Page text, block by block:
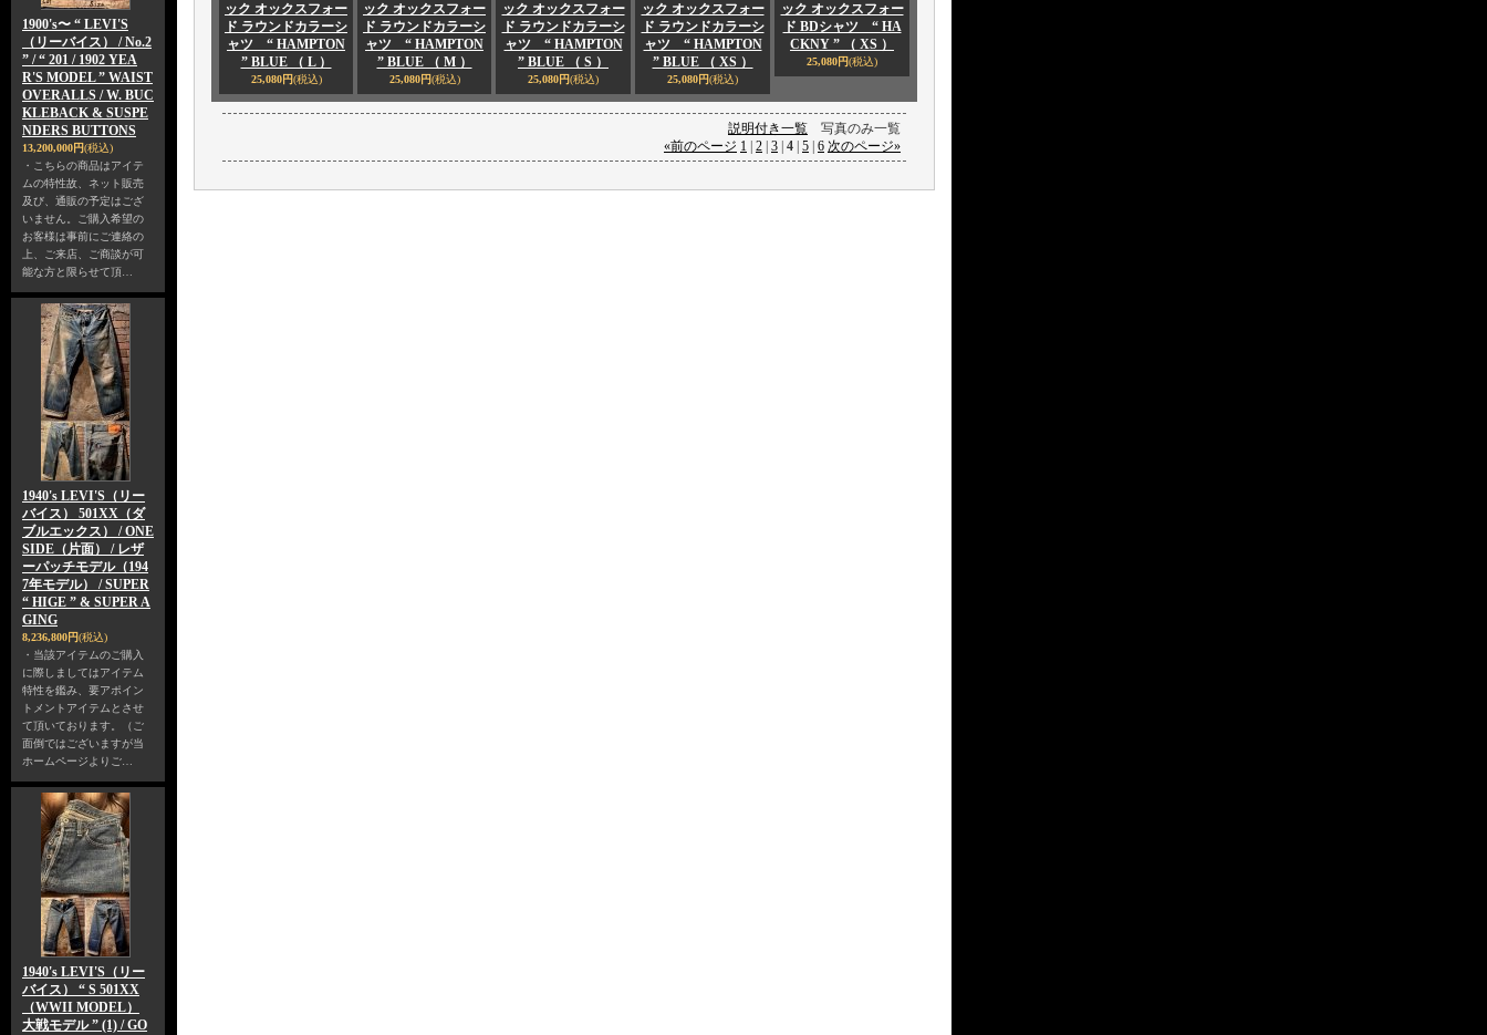
1900's〜 “ LEVI'S
（リーバイス） / No.2
” / “ 201 / 1902 YEA
R'S MODEL ” WAIST
OVERALLS / W. BUC
KLEBACK & SUSPE
NDERS BUTTONS
13,200,000円(税込)
・こちらの商品はアイテ
ムの特性故、ネット販売
及び、通販の予定はござ
いません。ご購入希望の
お客様は事前にご連絡の
上、ご来店、ご商談が可
能な方と限らせて頂…
1940's LEVI'S（リー
バイス） 501XX（ダ
ブルエックス） / ONE
SIDE（片面） / レザ
ーパッチモデル（194
7年モデル） / SUPER
“ HIGE ” & SUPER A
GING
8,236,800円(税込)
・当該アイテムのご購入
に際しましてはアイテム
特性を鑑み、要アポイン
トメントアイテムとさせ
て頂いております。（ご
面倒ではございますが当
ホームページよりご…
1940's LEVI'S（リー
バイス） “ S 501XX
（WWII MODEL）
大戦モデル ” (1) / GO
ック オックスフォー
ド ラウンドカラーシ
ャツ “ HAMPTON
” BLUE （ L ）
25,080円(税込)
ック オックスフォー
ド ラウンドカラーシ
ャツ “ HAMPTON
” BLUE （ M ）
25,080円(税込)
ック オックスフォー
ド ラウンドカラーシ
ャツ “ HAMPTON
” BLUE （ S ）
25,080円(税込)
ック オックスフォー
ド ラウンドカラーシ
ャツ “ HAMPTON
” BLUE （ XS ）
25,080円(税込)
ック オックスフォー
ド BDシャツ “ HA
CKNY ” （ XS ）
25,080円(税込)
説明付き一覧 写真のみ一覧
«前のページ 1 2 3 4 5 6 次のページ»